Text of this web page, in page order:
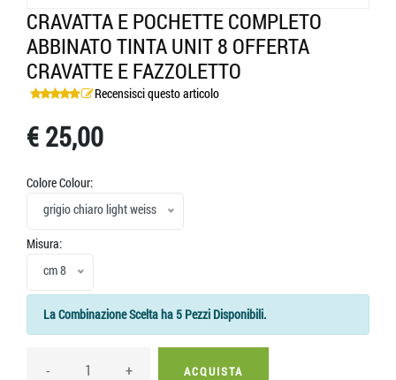
CRAVATTA E POCHETTE COMPLETO
ABBINATO TINTA UNIT 8 OFFERTA
CRAVATTE E FAZZOLETTO
Recensisci questo articolo
€ 25,00
Colore Colour:
grigio chiaro light weiss
Misura:
cm 8
La Combinazione Scelta ha 5 Pezzi Disponibili.
- + ACQUISTA